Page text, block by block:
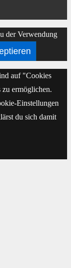
der Verwendung
auf "Cookies
zu ermöglichen.
Einstellungen
du sich damit